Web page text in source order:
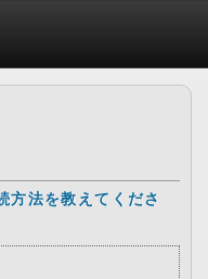
方法を教えてくださ